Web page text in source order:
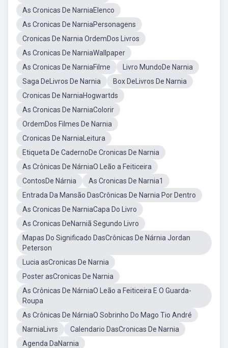
As Cronicas De NarniaElenco
As Cronicas De NarniaPersonagens
Cronicas De Narnia OrdemDos Livros
As Cronicas De NarniaWallpaper
As Cronicas De NarniaFilme
Livro MundoDe Narnia
Saga DeLivros De Narnia
Box DeLivros De Narnia
Cronicas De NarniaHogwartds
As Cronicas De NarniaColorir
OrdemDos Filmes De Narnia
Cronicas De NarniaLeitura
Etiqueta De CadernoDe Cronicas De Narnia
As Crônicas De NárniaO Leão a Feiticeira
ContosDe Nárnia
As Cronicas De Narnia1
Entrada Da Mansão DasCrônicas De Narnia Por Dentro
As Cronicas De NarniaCapa Do Livro
As Cronicas DeNarniã Segundo Livro
Mapas Do Significado DasCrônicas De Nárnia Jordan
Peterson
Lucia asCronicas De Narnia
Poster asCronicas De Narnia
As Crônicas De NárniaO Leão a Feiticeira E O Guarda-
Roupa
As Crônicas De NárniaO Sobrinho Do Mago Tio André
NarniaLivrs
Calendario DasCronicas De Narnia
Agenda DaNarnia